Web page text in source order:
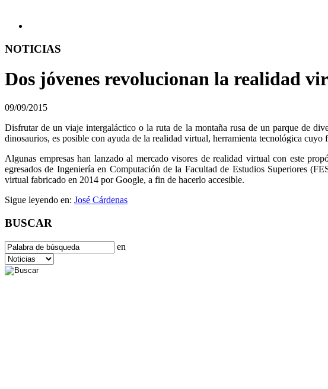
NOTICIAS
Dos jóvenes revolucionan la realidad
09/09/2015
Disfrutar de un viaje intergaláctico o la ruta de la montaña rusa de un parque de
dinosaurios, es posible con ayuda de la realidad virtual, herramienta tecnológica
Algunas empresas han lanzado al mercado visores de realidad virtual con este
egresados de Ingeniería en Computación de la Facultad de Estudios Superiores
virtual fabricado en 2014 por Google, a fin de hacerlo accesible.
Sigue leyendo en: José Cárdenas
BUSCAR
en